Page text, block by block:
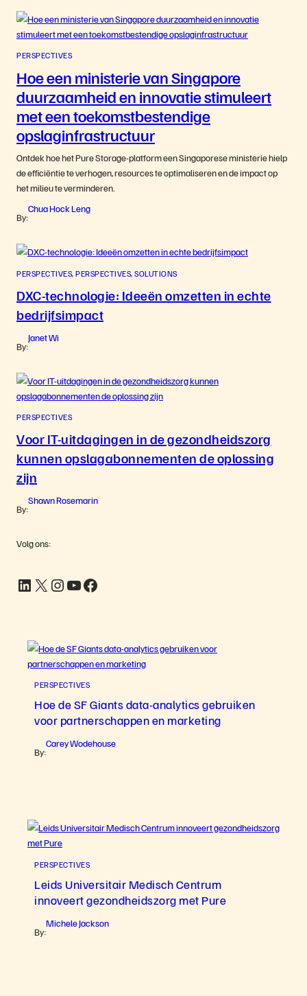
PERSPECTIVES
Hoe een ministerie van Singapore
duurzaamheid en innovatie stimuleert
met een toekomstbestendige
opslaginfrastructuur
Ontdek hoe het Pure Storage-platform een Singaporese ministerie hielp
de efficiëntie te verhogen, resources te optimaliseren en de impact op
het milieu te verminderen.
By:
Chua Hock Leng
PERSPECTIVES, PERSPECTIVES, SOLUTIONS
DXC-technologie: Ideeën omzetten in echte
bedrijfsimpact
By:
Janet Wi
PERSPECTIVES
Voor IT-uitdagingen in de gezondheidszorg
kunnen opslagabonnementen de oplossing
zijn
By:
Shawn Rosemarin
Volg ons:
LinkedIn X Instagram YouTube Facebook
PERSPECTIVES
Hoe de SF Giants data-analytics gebruiken
voor partnerschappen en marketing
By:
Carey Wodehouse
PERSPECTIVES
Leids Universitair Medisch Centrum
innoveert gezondheidszorg met Pure
By:
Michele Jackson